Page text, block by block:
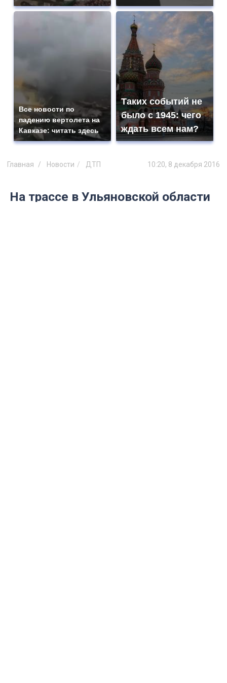
Все новости по
падению вертолета на
Кавказе: читать здесь
Таких событий не
было с 1945: чего
ждать всем нам?
Главная Новости ДТП 10:20, 8 декабря 2016
На трассе в Ульяновской области